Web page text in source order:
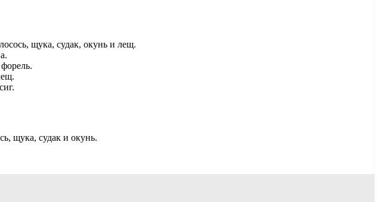
щука, судак, окунь и лещ.
щука, судак и окунь.